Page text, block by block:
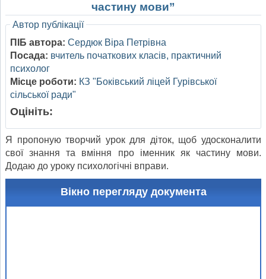
частину мови”
Автор публікації
ПІБ автора: Сердюк Віра Петрівна
Посада: вчитель початкових класів, практичний
психолог
Місце роботи: КЗ "Боківський ліцей Гурівської
сільської ради"
Оцініть:
Я пропоную творчий урок для діток, щоб удосконалити
свої знання та вміння про іменник як частину мови.
Додаю до уроку психологічні вправи.
Вікно перегляду документа